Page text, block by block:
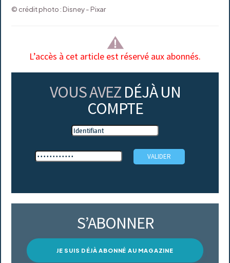
© crédit photo : Disney - Pixar
L’accès à cet article est réservé aux abonnés.
VOUS AVEZ DÉJÀ UN
COMPTE
S’ABONNER
JE SUIS DÉJÀ ABONNÉ AU MAGAZINE